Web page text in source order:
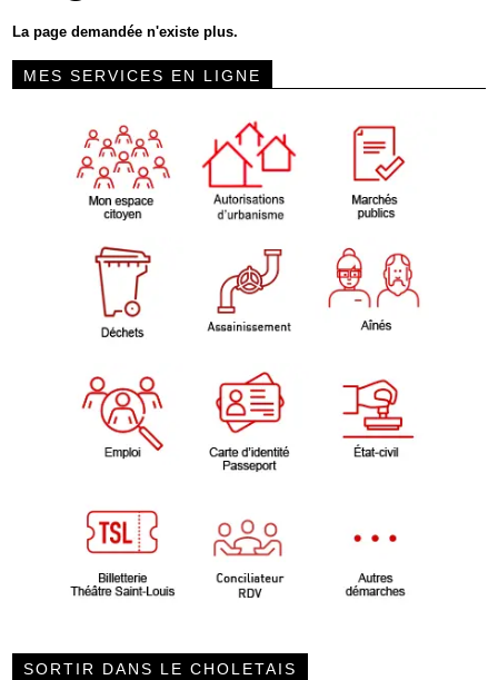
Services
Contacts
La page demandée n'existe plus.
MES SERVICES EN LIGNE
SORTIR DANS LE CHOLETAIS